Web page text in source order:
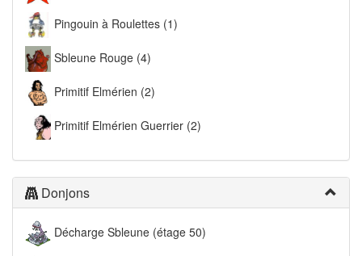
Pingouin à Roulettes (1)
Sbleune Rouge (4)
Primitif Elmérien (2)
Primitif Elmérien Guerrier (2)
Donjons
Décharge Sbleune (étage 50)